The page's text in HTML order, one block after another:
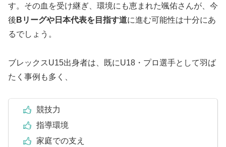
す。その血を受け継ぎ、環境にも恵まれた颯佑さんが、今
後 Bリーグや日本代表を目指す道に進む可能性は十分にあ
るでしょう。
ブレックスU15出身者は、既にU18・プロ選手として羽ば
たく事例も多く、
競技力
指導環境
家庭での支え